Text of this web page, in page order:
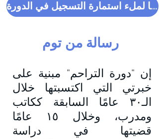
اضغط هنا لملء استمارة التسجيل في الدورة
رسالة من توم
إن "دورة التراحم" مبنية على
خبرتي التي اكتسبتها خلال
الـ٣
٠ عامًا السابقة ككاتب
ومدرب، وخلال ١٥ عامًا
قضيتها في دراسة